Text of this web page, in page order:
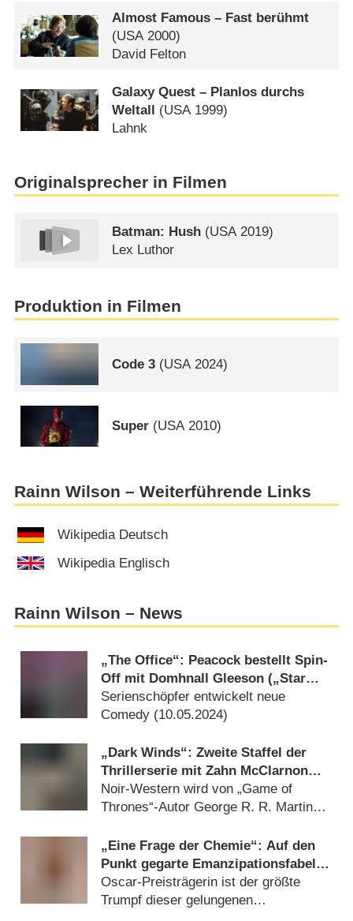
Almost Famous – Fast berühmt
(USA 2000)
David Felton
Galaxy Quest – Planlos durchs
Weltall
(USA1999)
Lahnk
Originalsprecher in Filmen
Batman: Hush (USA 2019)
Lex Luthor
Produktion in Filmen
Code 3 (USA2024)
Super (USA2010)
Rainn Wilson – Weiterführende Links
Wikipedia Deutsch
Wikipedia Englisch
Rainn Wilson – News
„The Office“: Peacock bestellt Spin-
Off mit Domhnall Gleeson („Star
Wars“)
Serienschöpfer entwickelt neue
Comedy (10.05.2024)
„Dark Winds“: Zweite Staffel der
Thrillerserie mit Zahn McClarnon
(„Fargo“) feiert
Deutschlandpremiere
Noir-Western wird von „Game of
Thrones“-Autor George R. R. Martin
„Eine Frage der Chemie“: Auf den
Punkt gegarte Emanzipationsfabel
mit brillanter Brie Larson – Review
Oscar-Preisträgerin ist der größte
Trumpf dieser gelungenen